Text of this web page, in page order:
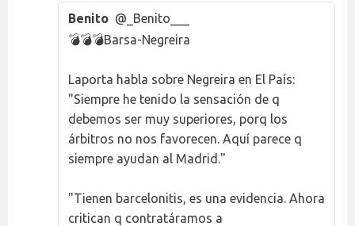
Benito @_Benito___
💣💣💣Barsa-Negreira
Laporta habla sobre Negreira en El País:
"Siempre he tenido la sensación de q
debemos ser muy superiores, porq los
árbitros no nos favorecen. Aquí parece q
siempre ayudan al Madrid."
"Tienen barcelonitis, es una evidencia. Ahora
critican q contratáramos a